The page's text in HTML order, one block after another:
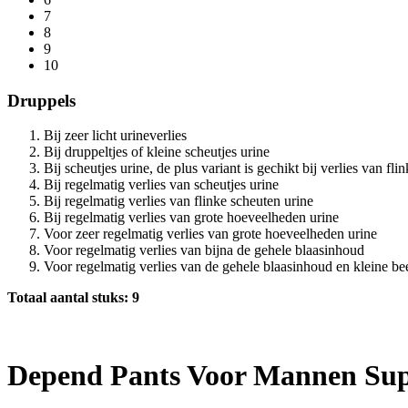
7
8
9
10
Druppels
Bij zeer licht urineverlies
Bij druppeltjes of kleine scheutjes urine
Bij scheutjes urine, de plus variant is gechikt bij verlies van
Bij regelmatig verlies van scheutjes urine
Bij regelmatig verlies van flinke scheuten urine
Bij regelmatig verlies van grote hoeveelheden urine
Voor zeer regelmatig verlies van grote hoeveelheden urine
Voor regelmatig verlies van bijna de gehele blaasinhoud
Voor regelmatig verlies van de gehele blaasinhoud en kleine
Totaal aantal stuks: 9
Depend Pants Voor Mannen